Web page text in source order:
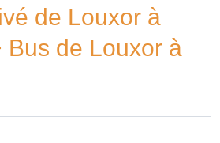
de Louxor à
Bus de Louxor à